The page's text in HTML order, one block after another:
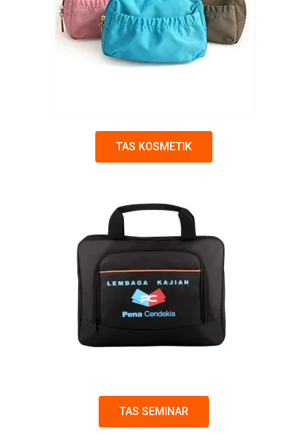
TAS KOSMETIK
TAS SEMINAR